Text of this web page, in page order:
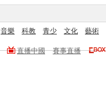
音樂 科教 青少 文化 藝術
直播中國
賽事直播